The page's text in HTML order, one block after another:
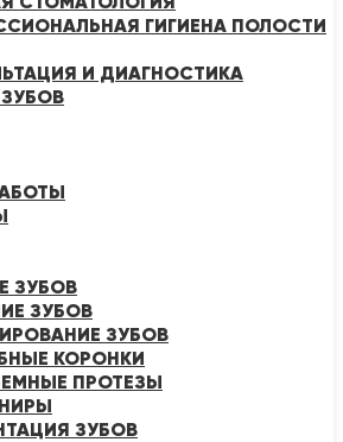
ГИГИЕНА ПОЛОСТИ
И ДИАГНОСТИКА
ЗУБОВ
ЗУБОВ
ЗУБОВ
ЗУБОВ
КОРОНКИ
ПРОТЕЗЫ
ЗУБОВ